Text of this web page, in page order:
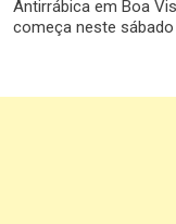
Antirrábica em Boa
começa neste sábado